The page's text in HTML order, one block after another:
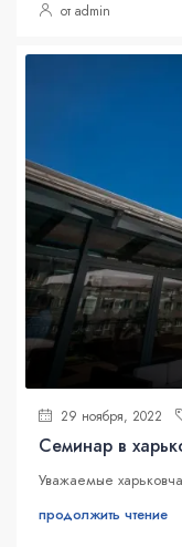
от admin
29 ноября, 2022
Семинар в
Уважаемые
продолжить чтение